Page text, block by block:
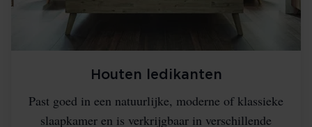
Houten ledikanten
Past goed in een natuurlijke, moderne of klassieke
slaapkamer en is verkrijgbaar in verschillende